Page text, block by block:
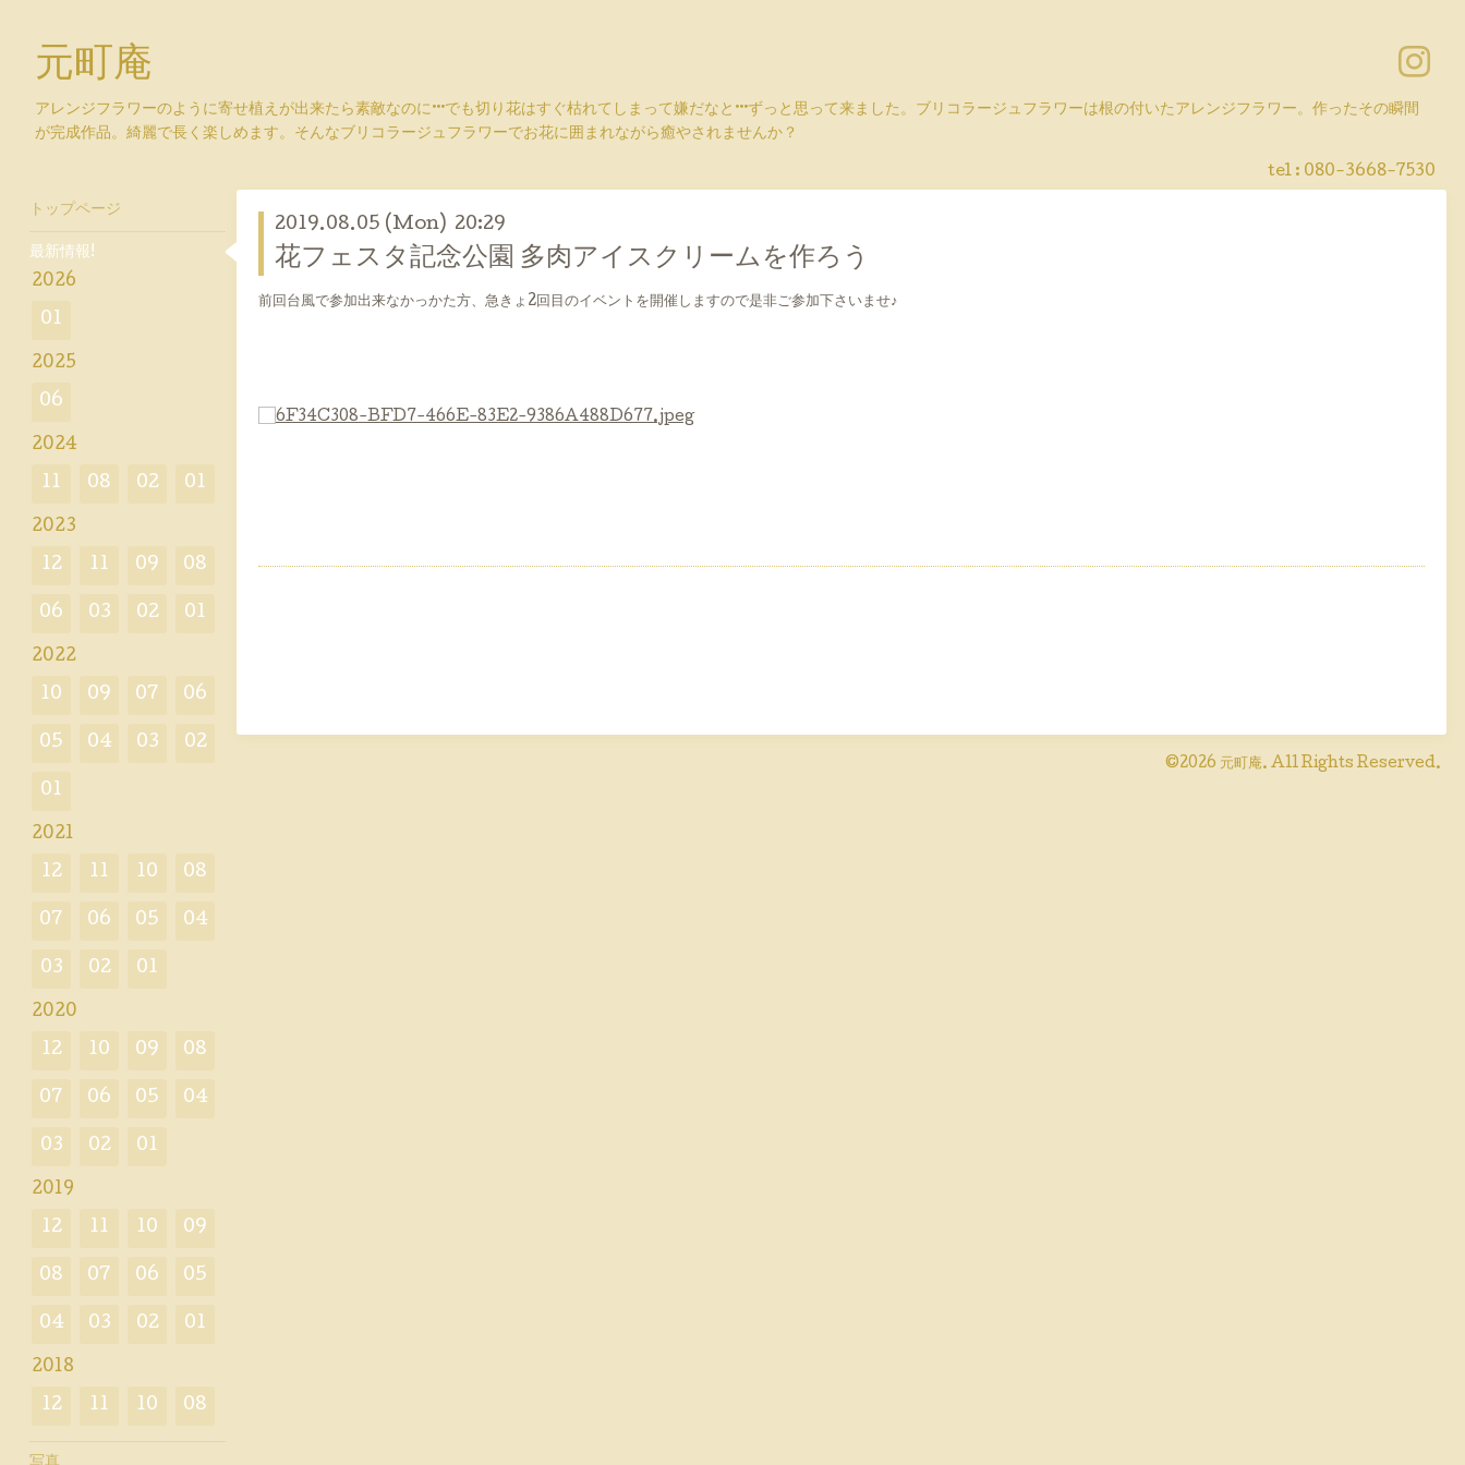
元町庵
アレンジフラワーのように寄せ植えが出来たら素敵なのに···でも切り花はすぐ枯れてしまって嫌だなと···ずっと思って来ました。ブリコラージュフラワーは根の付いたアレンジフラワー。作ったその瞬間
が完成作品。綺麗で長く楽しめます。そんなブリコラージュフラワーでお花に囲まれながら癒やされませんか？
tel : 080-3668-7530
2019.08.05 (Mon) 20:29
花フェスタ記念公園 多肉アイスクリームを作ろう
前回台風で参加出来なかっかた方、急きょ2回目のイベントを開催しますので是非ご参加下さいませ♪
©2026 元町庵. All Rights Reserved.
トップページ
最新情報!
2026
01
2025
06
2024
11 08 02 01
2023
12 11 09 08
06 03 02 01
2022
10 09 07 06
05 04 03 02
01
2021
12 11 10 08
07 06 05 04
03 02 01
2020
12 10 09 08
07 06 05 04
03 02 01
2019
12 11 10 09
08 07 06 05
04 03 02 01
2018
12 11 10 08